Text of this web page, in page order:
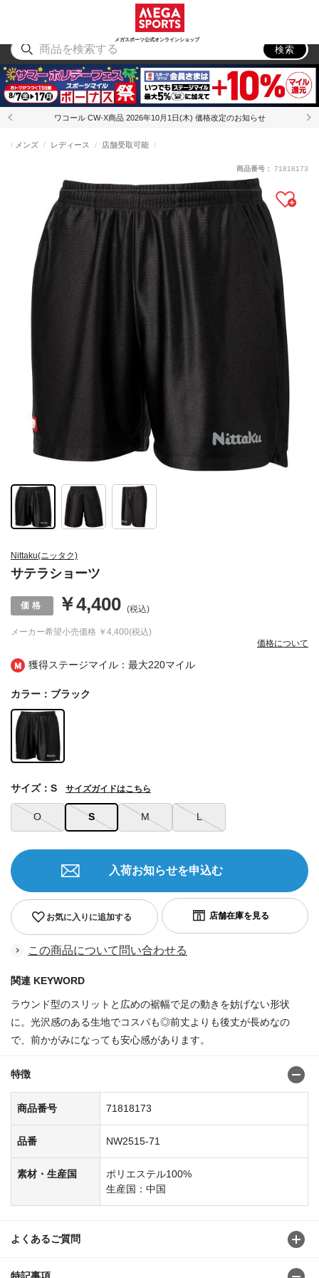
メガスポーツ公式オンラインショップ
アウトドア
検索
ワコール CW-X商品 2026年10月1日(木) 価格改定のお知らせ
獲得ステージマイル：最大220マイル
Nittaku(ニッタク)
サテラショーツ
メンズ レディース 店舗受取可能
メーカー希望小売価格 ￥4,400(税込)
￥4,400 (税込)
価格について
商品番号： 71818173
カラー：ブラック
O S M L
サイズ：S サイズガイドはこちら
お気に入りに追加する
入荷お知らせを申込む
この商品について問い合わせる
関連 KEYWORD
ラウンド型のスリットと広めの裾幅で足の動きを妨げない形状
に。光沢感のある生地でコスパも◎前丈よりも後丈が長めなの
で、前かがみになっても安心感があります。
特徴
商品番号 71818173
品番 NW2515-71
素材・生産国
ポリエステル100%
生産国：中国
よくあるご質問
特記事項